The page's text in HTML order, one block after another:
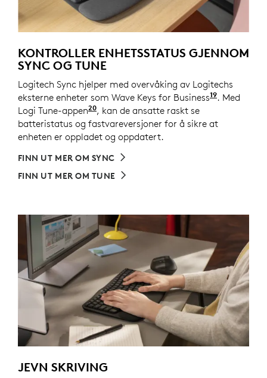
KONTROLLER ENHETSSTATUS GJENNOM
SYNC OG TUNE
Logitech Sync hjelper med overvåking av Logitechs
eksterne enheter som Wave Keys for Business19Krever at
. Med
Logi Tune-appen20tilgjengelig for Windows og macOS
, kan de ansatte raskt se
batteristatus og fastvareversjoner for å sikre at
enheten er oppladet og oppdatert.
FINN UT MER OM SYNC
FINN UT MER OM TUNE
JEVN SKRIVING